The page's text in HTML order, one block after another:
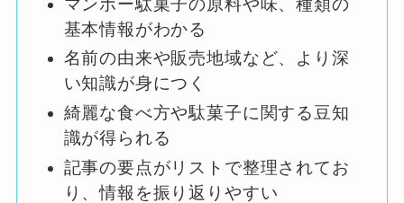
基本情報がわかる
名前の由来や販売地域など、より深
い知識が身につく
綺麗な食べ方や駄菓子に関する豆知
識が得られる
記事の要点がリストで整理されてお
り、情報を振り返りやすい